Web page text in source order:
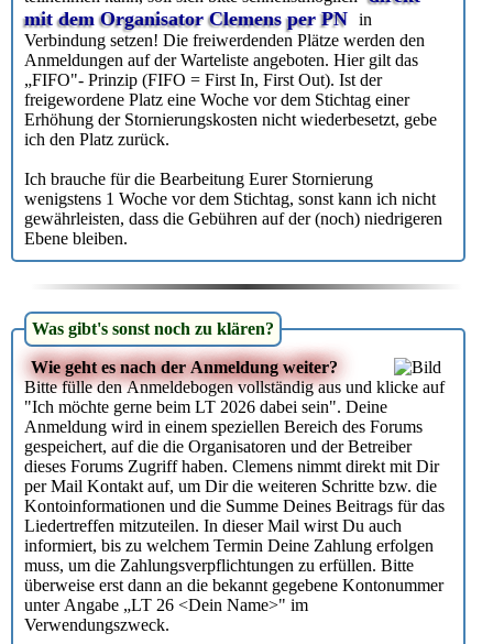
mit dem Organisator Clemens per PN in
Verbindung setzen! Die freiwerdenden Plätze werden den
Anmeldungen auf der Warteliste angeboten. Hier gilt das
„FIFO"- Prinzip (FIFO = First In, First Out). Ist der
freigewordene Platz eine Woche vor dem Stichtag einer
Erhöhung der Stornierungskosten nicht wiederbesetzt, gebe
ich den Platz zurück.
Ich brauche für die Bearbeitung Eurer Stornierung
wenigstens 1 Woche vor dem Stichtag, sonst kann ich nicht
gewährleisten, dass die Gebühren auf der (noch) niedrigeren
Ebene bleiben.
Was gibt's sonst noch zu klären?
Wie geht es nach der Anmeldung weiter?
Bitte fülle den Anmeldebogen vollständig aus und klicke auf
"Ich möchte gerne beim LT 2026 dabei sein". Deine
Anmeldung wird in einem speziellen Bereich des Forums
gespeichert, auf die die Organisatoren und der Betreiber
dieses Forums Zugriff haben. Clemens nimmt direkt mit Dir
per Mail Kontakt auf, um Dir die weiteren Schritte bzw. die
Kontoinformationen und die Summe Deines Beitrags für das
Liedertreffen mitzuteilen. In dieser Mail wirst Du auch
informiert, bis zu welchem Termin Deine Zahlung erfolgen
muss, um die Zahlungsverpflichtungen zu erfüllen. Bitte
überweise erst dann an die bekannt gegebene Kontonummer
unter Angabe „LT 26 <Dein Name>" im
Verwendungszweck.